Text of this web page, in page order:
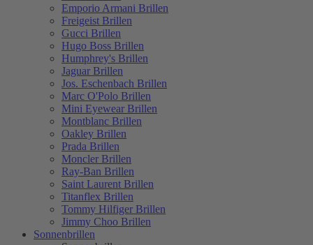
Emporio Armani Brillen
Freigeist Brillen
Gucci Brillen
Hugo Boss Brillen
Humphrey's Brillen
Jaguar Brillen
Jos. Eschenbach Brillen
Marc O'Polo Brillen
Mini Eyewear Brillen
Montblanc Brillen
Oakley Brillen
Prada Brillen
Moncler Brillen
Ray-Ban Brillen
Saint Laurent Brillen
Titanflex Brillen
Tommy Hilfiger Brillen
Jimmy Choo Brillen
Sonnenbrillen